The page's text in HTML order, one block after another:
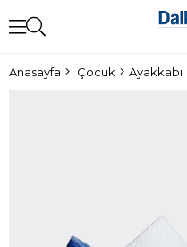
Anasayfa Çocuk Ayakkabı